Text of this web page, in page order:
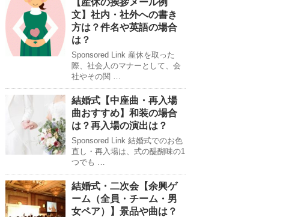
【産休の挨拶メール例
文】社内・社外への書き
方は？件名や英語の場合
は？
Sponsored Link 産休を取った
際、社会人のマナーとして、会
社やその関 …
結婚式【中座曲・再入場
曲おすすめ】和装の場合
は？再入場の演出は？
Sponsored Link 結婚式でのお色
直し・再入場は、式の醍醐味の1
つでも …
結婚式・二次会【余興ゲ
ーム（全員・チーム・男
女ペア）】景品や曲は？